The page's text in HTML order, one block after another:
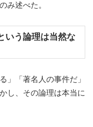
み述べた。
いう論理は当然な
」「著名人の事件だ」
し、その論理は本当に